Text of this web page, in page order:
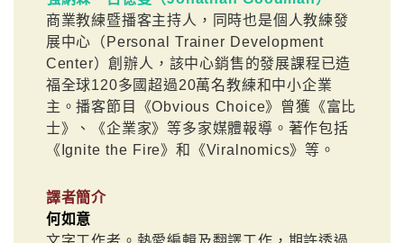
商業教練暨播客主持人，同時也是個人教練發
展中心（Personal Trainer Development
Center）創辦人，該中心銷售的發展課程已造
福全球120多國超過20萬名教練和中小企業
主。播客節目《Obvious Choice》曾獲《富比
士》、《企業家》等多家媒體報導。著作包括
《Ignite the Fire》和《Viralnomics》等。
譯者簡介
何如意